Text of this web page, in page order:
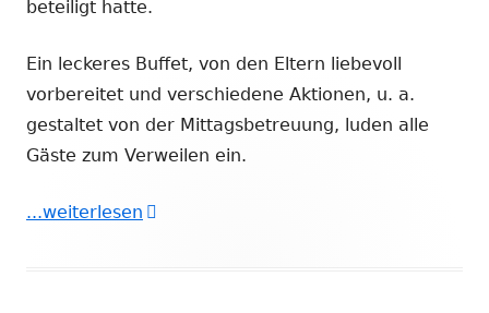
beteiligt hatte.
Ein leckeres Buffet, von den Eltern liebevoll
vorbereitet und verschiedene Aktionen, u. a.
gestaltet von der Mittagsbetreuung, luden alle
Gäste zum Verweilen ein.
...weiterlesen "Das Sommerfest am 28.06.26 als